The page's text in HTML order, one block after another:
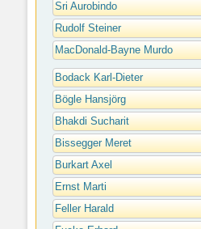
Sri Aurobindo
Rudolf Steiner
MacDonald-Bayne Murdo
Bodack Karl-Dieter
Bögle Hansjörg
Bhakdi Sucharit
Bissegger Meret
Burkart Axel
Ernst Marti
Feller Harald